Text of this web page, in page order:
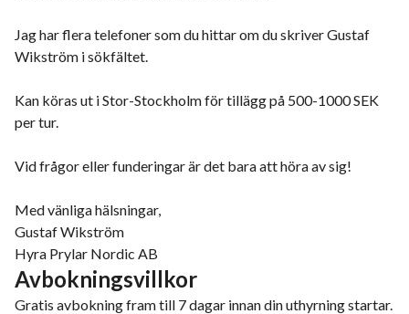
Jag har flera telefoner som du hittar om du skriver Gustaf
Wikström i sökfältet.
Kan köras ut i Stor-Stockholm för tillägg på 500-1000 SEK
per tur.
Vid frågor eller funderingar är det bara att höra av sig!
Med vänliga hälsningar,
Gustaf Wikström
Hyra Prylar Nordic AB
Avbokningsvillkor
Gratis avbokning fram till 7 dagar innan din uthyrning startar.